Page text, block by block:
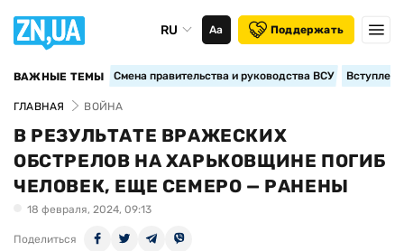
RU Аа Поддержать
ВАЖНЫЕ ТЕМЫ Смена правительства и руководства ВСУ
ГЛАВНАЯ ВОЙНА
В РЕЗУЛЬТАТЕ ВРАЖЕСКИХ
ОБСТРЕЛОВ НА ХАРЬКОВЩИНЕ ПОГИБ
ЧЕЛОВЕК, ЕЩЕ СЕМЕРО — РАНЕНЫ
18 февраля, 2024, 09:13
Поделиться